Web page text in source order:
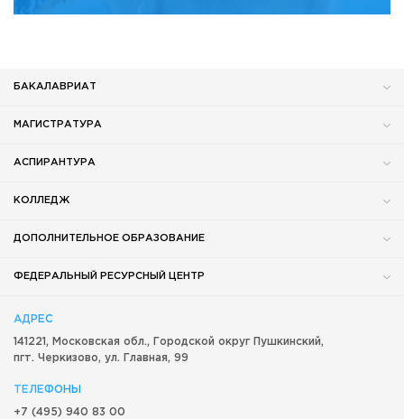
БАКАЛАВРИАТ
МАГИСТРАТУРА
АСПИРАНТУРА
КОЛЛЕДЖ
ДОПОЛНИТЕЛЬНОЕ ОБРАЗОВАНИЕ
ФЕДЕРАЛЬНЫЙ РЕСУРСНЫЙ ЦЕНТР
АДРЕС
141221, Московская обл., Городской округ Пушкинский,
пгт. Черкизово, ул. Главная, 99
ТЕЛЕФОНЫ
+7 (495) 940 83 00